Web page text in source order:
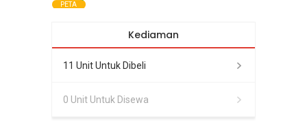
PETA
Kediaman
11 Unit Untuk Dibeli
0 Unit Untuk Disewa